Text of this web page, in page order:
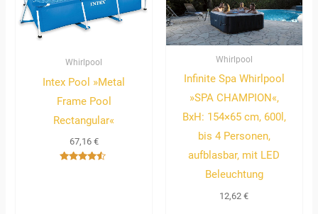
Whirlpool
Intex Pool »Metal
Frame Pool
Rectangular«
67,16 €
Whirlpool
Infinite Spa Whirlpool
»SPA CHAMPION«,
BxH: 154×65 cm, 600l,
bis 4 Personen,
aufblasbar, mit LED
Beleuchtung
12,62€